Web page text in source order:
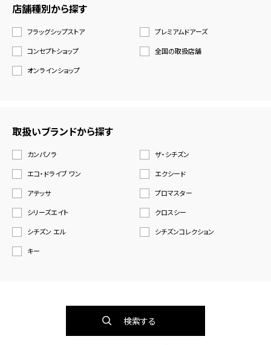
店舗種別から探す
フラッグシップストア
プレミアムドアーズ
コンセプトショップ
全国の取扱店舗
オンラインショップ
取扱いブランドから探す
カンパノラ
ザ・シチズン
エコ・ドライブ ワン
エクシード
アテッサ
プロマスター
シリーズエイト
クロスシー
シチズン エル
シチズンコレクション
キー
検索する